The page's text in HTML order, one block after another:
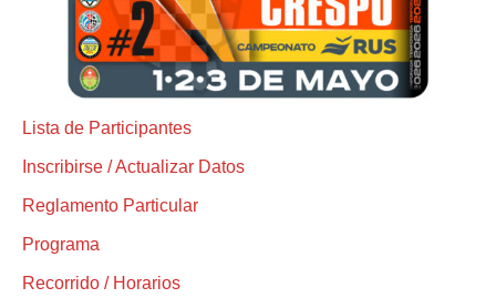
Lista de Participantes
Inscribirse / Actualizar Datos
Reglamento Particular
Programa
Recorrido / Horarios